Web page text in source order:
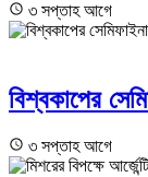
৩ সপ্তাহ আগে
বিশ্বকাপের
৩ সপ্তাহ আগে